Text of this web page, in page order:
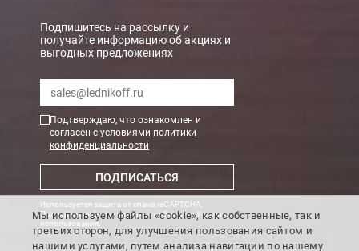
Подпишитесь на рассылку и
получайте информацию об акциях и
выгодных предложениях
Подтверждаю, что ознакомлен и
согласен с условиями политики
конфиденциальности
ПОДПИСАТЬСЯ
Используется защита от спама reCAPTCHA,
Политика конфиденциальности GoogleиУсловия
использования
Мы используем файлы «cookie», как собственные, так и
третьих сторон, для улучшения пользования сайтом и
нашими услугами, путем анализа навигации по нашему